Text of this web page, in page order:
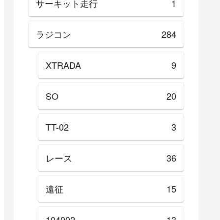
サーキット走行 1
ラジコン 284
XTRADA 9
SO 20
TT-02 3
レース 36
遠征 15